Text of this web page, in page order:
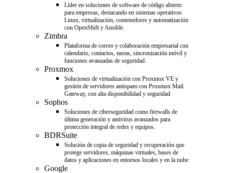
Líder en soluciones de software de código abierto
para empresas, destacando en sistemas operativos
Linux, virtualización, contenedores y automatización
con OpenShift y Ansible.
Zimbra
Plataforma de correo y colaboración empresarial con
calendario, contactos, tareas, sincronización móvil y
funciones avanzadas de seguridad.
Proxmox
Soluciones de virtualización con Proxmox VE y
gestión de servidores antispam con Proxmox Mail
Gateway, con alta disponibilidad y seguridad
Sophos
Soluciones de ciberseguridad como firewalls de
última generación y antivirus avanzados para
protección integral de redes y equipos.
BDRSuite
Solución de copia de seguridad y recuperación que
protege servidores, máquinas virtuales, bases de
datos y aplicaciones en entornos locales y en la nube
Google